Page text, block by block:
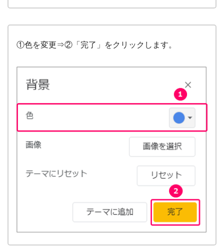
①色を変更⇒②「完了」をクリックします。